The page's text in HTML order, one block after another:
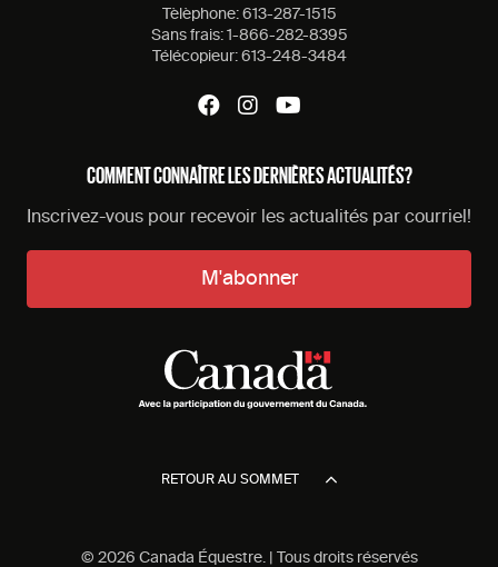
Tèlèphone: 613-287-1515
Sans frais: 1-866-282-8395
Télécopieur: 613-248-3484
COMMENT CONNAÎTRE LES DERNIÈRES ACTUALITÉS?
Inscrivez-vous pour recevoir les actualités par courriel!
M'abonner
RETOUR AU SOMMET
© 2026 Canada Équestre. | Tous droits réservés